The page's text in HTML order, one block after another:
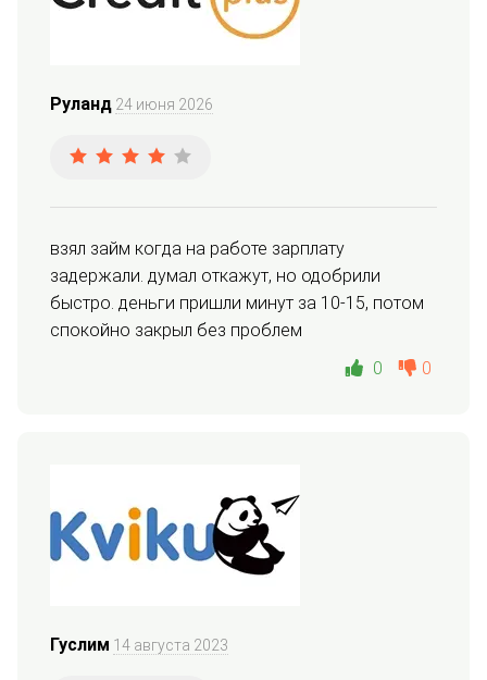
Руланд 24 июня 2026
взял займ когда на работе зарплату
задержали. думал откажут, но одобрили
быстро. деньги пришли минут за 10-15, потом
спокойно закрыл без проблем
0
0
Гуслим 14 августа 2023